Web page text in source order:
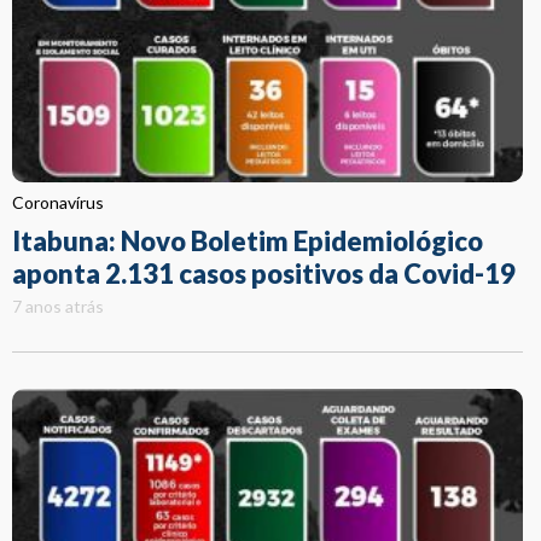
Coronavírus
Itabuna: Novo Boletim Epidemiológico
aponta 2.131 casos positivos da Covid-19
7 anos atrás